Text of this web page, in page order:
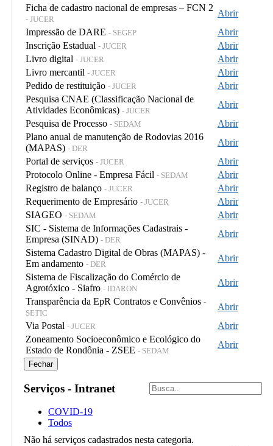
Ficha de cadastro nacional de empresas – FCN 2
- JUCER
Abrir
Impressão de DARE - SEGEP
Abrir
Inscrição Estadual - JUCER
Abrir
Livro digital - JUCER
Abrir
Livro mercantil - JUCER
Abrir
Pedido de restituição - JUCER
Abrir
Pesquisa CNAE (Classificação Nacional de
Atividades Econômicas) - JUCER
Abrir
Pesquisa de Processo - SEDAM
Abrir
Plano anual de manutenção de Rodovias 2016
(MAPAS) - DER
Abrir
Portal de serviços - JUCER
Abrir
Protocolo Online - Empresa Fácil - SEDAM
Abrir
Registro de balanço - JUCER
Abrir
Requerimento de Empresário - JUCER
Abrir
SIAGEO - SEDAM
Abrir
SIC - Sistema de Informações Cadastrais -
Empresa (SINAD) - DER
Abrir
Sistema Cadastro Digital de Obras (MAPAS) -
Em andamento - DER
Abrir
Sistema de Fiscalização do Comércio de
Agrotóxico - Siafro - IDARON
Abrir
Transparência da EpR Contratos e Convênios -
SETIC
Abrir
Via Postal - JUCER
Abrir
Zoneamento Socioeconômico e Ecológico do
Estado de Rondônia - ZSEE - SEDAM
Abrir
Fechar
Serviços - Intranet
COVID-19
Todos
Não há serviços cadastrados nesta categoria.